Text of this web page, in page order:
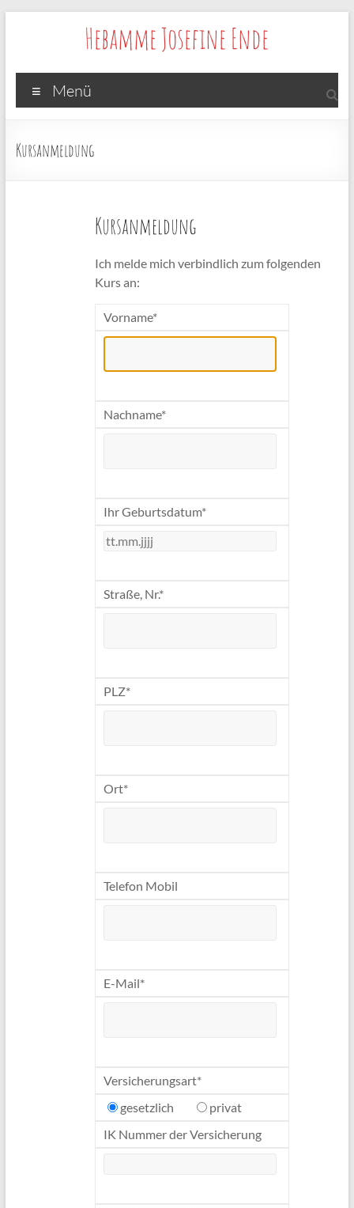
Hebamme Josefine Ende
Menü
Kursanmeldung
Kursanmeldung
Ich melde mich verbindlich zum folgenden
Kurs an:
Vorname*
Nachname*
Ihr Geburtsdatum*
Straße, Nr.*
PLZ*
Ort*
Telefon Mobil
E-Mail*
Versicherungsart*
gesetzlich
privat
IK Nummer der Versicherung